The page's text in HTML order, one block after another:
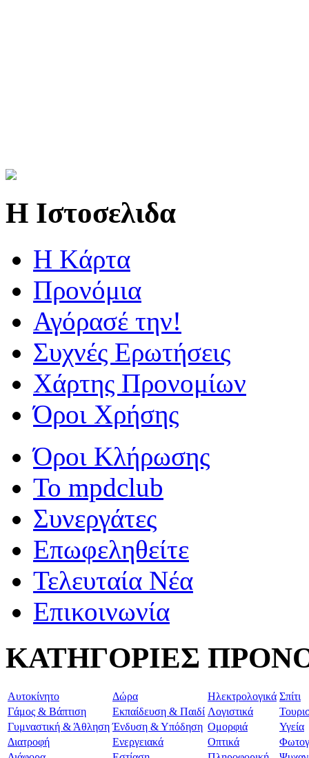
Η Ιστοσελιδα
Η Kάρτα
Προνόμια
Αγόρασέ την!
Συχνές Ερωτήσεις
Χάρτης Προνομίων
Όροι Χρήσης
Όροι Κλήρωσης
To mpdclub
Συνεργάτες
Επωφεληθείτε
Τελευταία Νέα
Επικοινωνία
ΚΑΤΗΓΟΡΙΕΣ
Aυτοκίνητο Δώρα Ηλεκτρολογικά Σπίτι
Γάμος & Βάπτιση
Εκπαίδευση & Παιδί Λογιστικά
Γυμναστική & Άθληση Ένδυση & Υπόδηση Ομορφιά
Υγεία
Διατροφή
Ενεργειακά Οπτικά